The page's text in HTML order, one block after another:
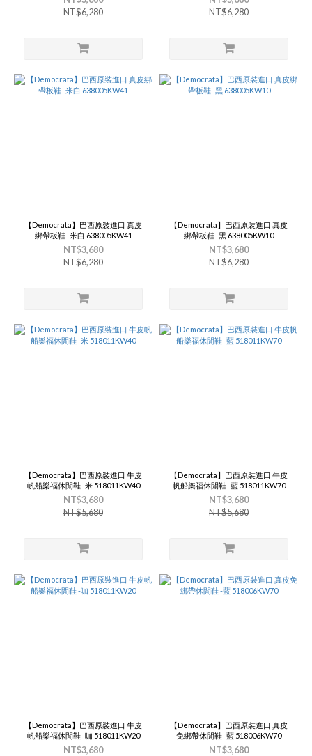
NT$6,280
NT$6,280
【Democrata】巴西原裝進口 真皮
綁帶板鞋 -米白 638005KW41
NT$3,680
NT$6,280
【Democrata】巴西原裝進口 真皮
綁帶板鞋 -黑 638005KW10
NT$3,680
NT$6,280
【Democrata】巴西原裝進口 牛皮
帆船樂福休閒鞋 -米 518011KW40
NT$3,680
NT$5,680
【Democrata】巴西原裝進口 牛皮
帆船樂福休閒鞋 -藍 518011KW70
NT$3,680
NT$5,680
【Democrata】巴西原裝進口 牛皮
帆船樂福休閒鞋 -咖 518011KW20
NT$3,680
【Democrata】巴西原裝進口 真皮
免綁帶休閒鞋 -藍 518006KW70
NT$3,680